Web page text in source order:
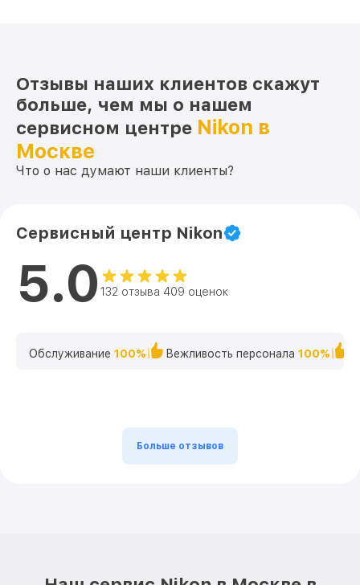
Отзывы наших клиентов скажут
больше, чем мы о нашем
сервисном центре Nikon в
Москве
Что о нас думают наши клиенты?
Сервисный центр Nikon
5.0 132 отзыва 409 оценок
Обслуживание 100% Вежливость персонала 100%
Больше отзывов